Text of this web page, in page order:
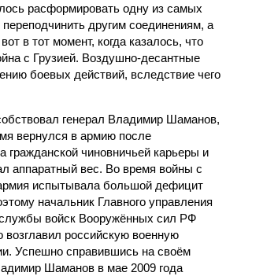
расформировать одну из самых
другим соединениям, а
в тот момент, когда казалось, что
с Грузией. Воздушно-десантные
боевых действий, вследствие чего
генерал Владимир Шаманов,
вернулся в армию после
гражданской чиновничьей карьеры и
аппаратный вес. Во время войны с
испытывала большой дефицит
начальник Главного управления
службы войск Вооружённых сил РФ
российскую военную
Успешно справившись на своём
Шаманов в мае 2009 года